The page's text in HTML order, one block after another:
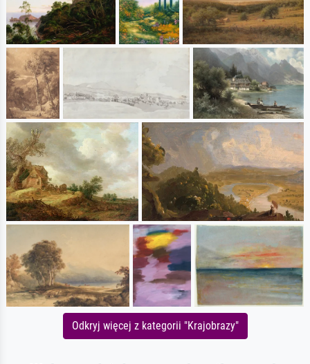
Odkryj więcej z kategorii "Krajobrazy"